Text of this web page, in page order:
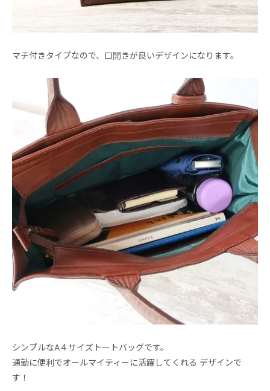
マチ付きタイプなので、口開きが良いデザインになります。
シンプルなA４サイズトートバッグです。
通勤に便利でオールマイティーに活躍してくれる デザインで
す！